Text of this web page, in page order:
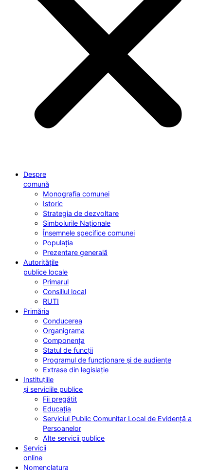
Despre
comună
Monografia comunei
Istoric
Strategia de dezvoltare
Simbolurile Naționale
Însemnele specifice comunei
Populația
Prezentare generală
Autoritățile
publice locale
Primarul
Consiliul local
RUTI
Primăria
Conducerea
Organigrama
Componența
Statul de funcții
Programul de funcționare și de audiențe
Extrase din legislație
Instituțiile
și serviciile publice
Fii pregătit
Educația
Serviciul Public Comunitar Local de Evidență a
Persoanelor
Alte servicii publice
Servicii
online
Nomenclatura